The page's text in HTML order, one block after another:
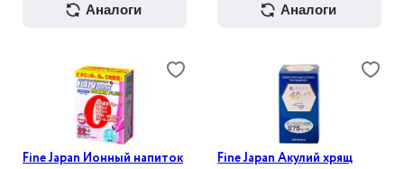
аналоги аналоги
Fine Japan Ионный напиток
Fine Japan Акулий хрящ